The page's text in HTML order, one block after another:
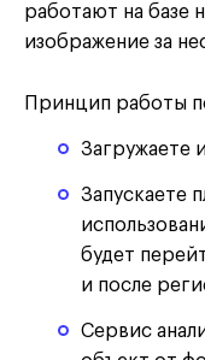
работают на базе
изображение за
Принцип работы
Загружаете
Запускаете
будет
и после
Сервис